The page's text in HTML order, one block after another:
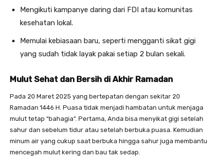
Mengikuti kampanye daring dari FDI atau komunitas
kesehatan lokal.
Memulai kebiasaan baru, seperti mengganti sikat gigi
yang sudah tidak layak pakai setiap 2 bulan sekali.
Mulut Sehat dan Bersih di Akhir Ramadan
Pada 20 Maret 2025 yang bertepatan dengan sekitar 20
Ramadan 1446 H. Puasa tidak menjadi hambatan untuk menjaga
mulut tetap “bahagia”. Pertama, Anda bisa menyikat gigi setelah
sahur dan sebelum tidur atau setelah berbuka puasa. Kemudian
minum air yang cukup saat berbuka hingga sahur juga membantu
mencegah mulut kering dan bau tak sedap.